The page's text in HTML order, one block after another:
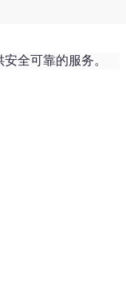
全可靠的服务。